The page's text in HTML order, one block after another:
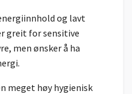
og lavt
greit for sensitive
men ønsker å ha
meget høy hygienisk